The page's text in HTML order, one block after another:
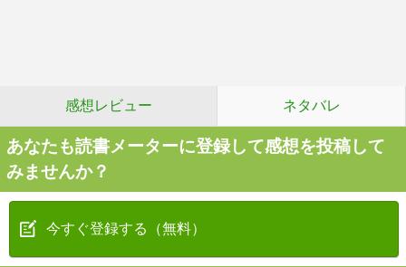
感想レビュー ネタバレ
あなたも読書メーターに登録して感想を投稿して
みませんか？
今すぐ登録する（無料）